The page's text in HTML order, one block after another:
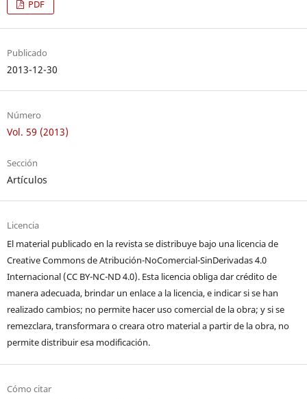
PDF
Publicado
2013-12-30
Número
Vol. 59 (2013)
Sección
Artículos
Licencia
El material publicado en la revista se distribuye bajo una licencia de
Creative Commons de Atribución-NoComercial-SinDerivadas 4.0
Internacional (CC BY-NC-ND 4.0). Esta licencia obliga dar crédito de
manera adecuada, brindar un enlace a la licencia, e indicar si se han
realizado cambios; no permite hacer uso comercial de la obra; y si se
remezclara, transformara o creara otro material a partir de la obra, no
permite distribuir esa modificación.
Cómo citar